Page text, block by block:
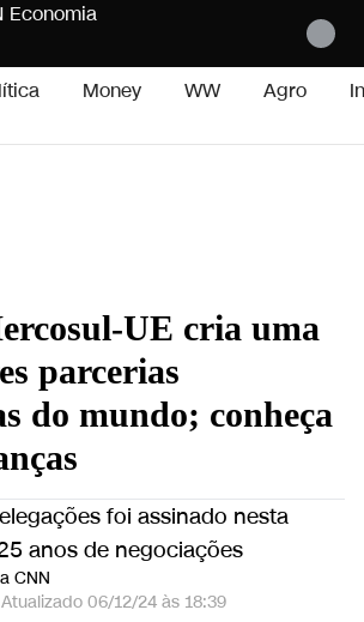
Money WW Agro
UE cria uma
parcerias
do mundo; conheça
foi assinado nesta
anos de negociações
CNN
Atualizado 06/12/24 às 18:39